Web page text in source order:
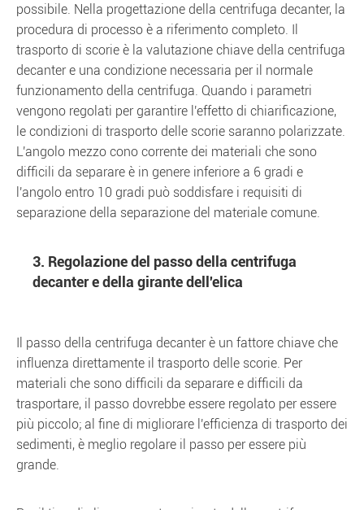
possibile. Nella progettazione della centrifuga decanter, la
procedura di processo è a riferimento completo. Il
trasporto di scorie è la valutazione chiave della centrifuga
decanter e una condizione necessaria per il normale
funzionamento della centrifuga. Quando i parametri
vengono regolati per garantire l'effetto di chiarificazione,
le condizioni di trasporto delle scorie saranno polarizzate.
L'angolo mezzo cono corrente dei materiali che sono
difficili da separare è in genere inferiore a 6 gradi e
l'angolo entro 10 gradi può soddisfare i requisiti di
separazione della separazione del materiale comune.
3. Regolazione del passo della centrifuga
decanter e della girante dell'elica
Il passo della centrifuga decanter è un fattore chiave che
influenza direttamente il trasporto delle scorie. Per
materiali che sono difficili da separare e difficili da
trasportare, il passo dovrebbe essere regolato per essere
più piccolo; al fine di migliorare l'efficienza di trasporto dei
sedimenti, è meglio regolare il passo per essere più
grande.